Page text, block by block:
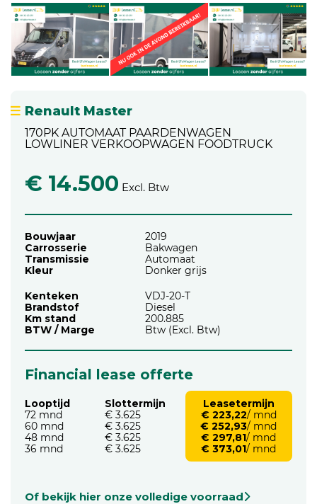
Renault Master
170PK AUTOMAAT PAARDENWAGEN
LOWLINER VERKOOPWAGEN FOODTRUCK
€ 14.500 Excl. Btw
Bouwjaar
2019
Carrosserie
Bakwagen
Transmissie
Automaat
Kleur
Donker grijs
Kenteken
VDJ-20-T
Brandstof
Diesel
Km stand
200.885
BTW / Marge
Btw (Excl. Btw)
Financial lease offerte
Looptijd
72 mnd
60 mnd
48 mnd
36 mnd
Slottermijn
€ 3.625
€ 3.625
€ 3.625
€ 3.625
Leasetermijn
€ 223,22/ mnd
€ 252,93/ mnd
€ 297,81/ mnd
€ 373,01/ mnd
Of bekijk hier onze volledige voorraad